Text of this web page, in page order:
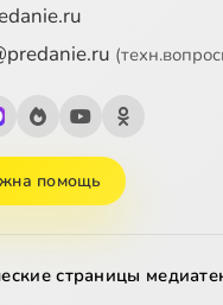
помощь
страницы